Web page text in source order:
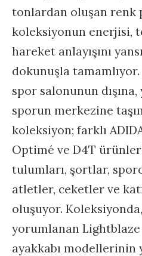
tonlardan oluşan renk
koleksiyonun enerjisi,
hareket anlayışını
dokunuşla
spor salonunun
sporun merkezine
koleksiyon; farklı
Optimé ve D4T
tulumları, şortlar,
atletler, ceketler ve
oluşuyor.
yorumlanan Lightblaze
ayakkabı modellerinin